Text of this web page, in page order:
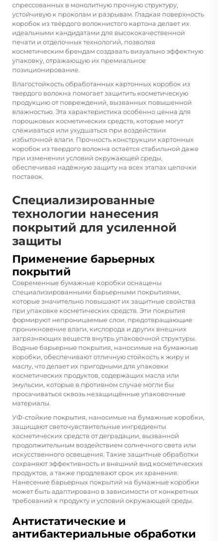
спрессованных в монолитную прочную структуру,
устойчивую к проколам и разрывам. Гладкая поверхность
коробок из твёрдого волокнистого картона делает их
идеальными кандидатами для высококачественной
печати и отделочных технологий, позволяя
косметическим брендам создавать визуально эффектную
упаковку, отражающую их премиальное
позиционирование.
Влагостойкость обработанных картонных коробок из
твердого волокна помогает защитить косметическую
продукцию от повреждений, вызванных повышенной
влажностью. Эта характеристика особенно ценна для
порошковых косметических средств, которые могут
слёживаться или ухудшаться при воздействии
избыточной влаги. Прочность конструкции картонных
коробок из твердого волокна остаётся стабильной даже
при изменении условий окружающей среды,
обеспечивая надёжную защиту на всех этапах цепочки
поставок.
Специализированные
технологии нанесения
покрытий для усиленной
защиты
Применение барьерных
покрытий
Современные бумажные коробки оснащены
специализированными барьерными покрытиями,
которые значительно повышают их защитные свойства
при упаковке косметических средств. Эти покрытия
формируют непроницаемые слои, предотвращающие
проникновение влаги, кислорода и других внешних
загрязняющих веществ внутрь упаковочной структуры.
Водные барьерные покрытия, наносимые на бумажные
коробки, обеспечивают отличную стойкость к жиру и
маслу, что делает их пригодными для упаковки
косметических продуктов, содержащих масла или
эмульсии, которые в противном случае могли бы
просачиваться сквозь незащищённые упаковочные
материалы.
УФ-стойкие покрытия, наносимые на бумажные коробки,
защищают светочувствительные ингредиенты
косметических средств от деградации, вызванной
продолжительным воздействием солнечного света или
искусственного освещения. Такие защитные обработки
сохраняют эффективность и внешний вид косметических
продуктов, а также продлевают срок их хранения.
Нанесение барьерных покрытий на бумажные коробки
может быть адаптировано в зависимости от конкретных
требований к продукту и условий окружающей среды.
Антистатические и
антибактериальные обработки